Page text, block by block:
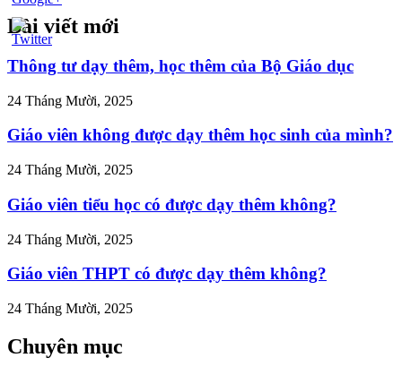
dieu-
Bài viết mới
Thông tư dạy thêm, học thêm của Bộ Giáo dục
24 Tháng Mười, 2025
Giáo viên không được dạy thêm học sinh của mình?
24 Tháng Mười, 2025
Giáo viên tiểu học có được dạy thêm không?
24 Tháng Mười, 2025
Giáo viên THPT có được dạy thêm không?
24 Tháng Mười, 2025
Chuyên mục